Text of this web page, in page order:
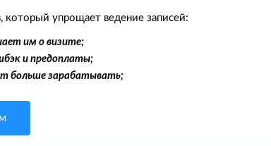
который упрощает ведение записей:
им о визите;
и предоплаты;
больше зарабатывать;